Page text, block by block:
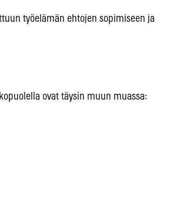
työelämän ehtojen sopimiseen ja
ovat täysin muun muassa: